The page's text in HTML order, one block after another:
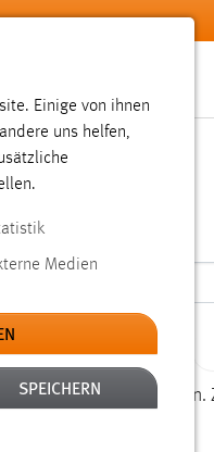
ÜBER EIN JAHR
Ergebnisse gefunden.
Einige von ihnen
uns helfen,
Medien
SPEICHERN